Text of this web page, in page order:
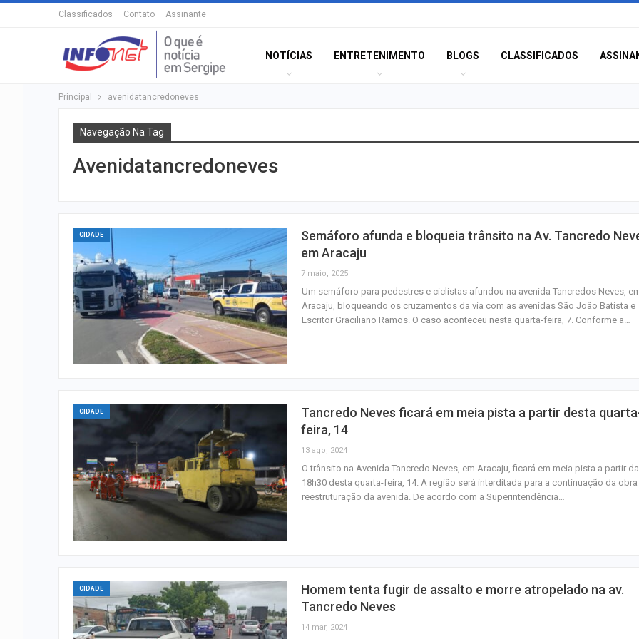
Classificados Contato Assinante
NOTÍCIAS ENTRETENIMENTO BLOGS CLASSIFICADOS
Principal avenidatancredoneves
Navegação Na Tag
Avenidatancredoneves
CIDADE
Semáforo afunda e bloqueia trânsito na Av. Tancredo
em Aracaju
7 maio, 2025
Um semáforo para pedestres e ciclistas afundou na avenida Tancredos Neves,
Aracaju, bloqueando os cruzamentos da via com as avenidas São João Batista e
Escritor Graciliano Ramos. O caso aconteceu nesta quarta-feira, 7. Conforme a…
CIDADE
Tancredo Neves ficará em meia pista a partir desta
feira, 14
13 ago, 2024
O trânsito na Avenida Tancredo Neves, em Aracaju, ficará em meia pista a partir
18h30 desta quarta-feira, 14. A região será interditada para a continuação da
reestruturação da avenida. De acordo com a Superintendência…
CIDADE
Homem tenta fugir de assalto e morre atropelado na av.
Tancredo Neves
14 mar, 2024
Câmara de
abre concurso
Filarmônica de
realiza concerto
homenagem ao